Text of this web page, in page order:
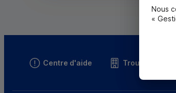
Centre d'aide Trouver une
Nous
«